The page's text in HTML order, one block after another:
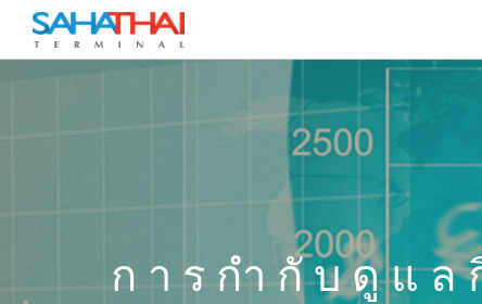
การกำกับดูแ